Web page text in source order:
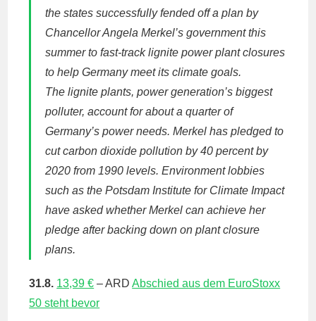
the states successfully fended off a plan by
Chancellor Angela Merkel’s government this
summer to fast-track lignite power plant closures
to help Germany meet its climate goals.
The lignite plants, power generation’s biggest
polluter, account for about a quarter of
Germany’s power needs. Merkel has pledged to
cut carbon dioxide pollution by 40 percent by
2020 from 1990 levels. Environment lobbies
such as the Potsdam Institute for Climate Impact
have asked whether Merkel can achieve her
pledge after backing down on plant closure
plans.
31.8. 13,39 € – ARDAbschied aus dem EuroStoxx
50 steht bevor